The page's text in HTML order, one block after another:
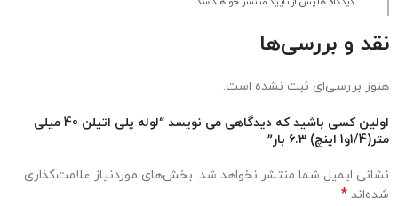
نقد و بررسی‌ها
هنوز بررسی‌ای ثبت نشده است.
اولین کسی باشید که دیدگاهی می نویسد “لوله پلی اتیلن 40 میلی
متر(1/4و1 اینچ) 6.3 بار”
نشانی ایمیل شما منتشر نخواهد شد. بخش‌های موردنیاز علامت‌گذاری
شده‌اند *